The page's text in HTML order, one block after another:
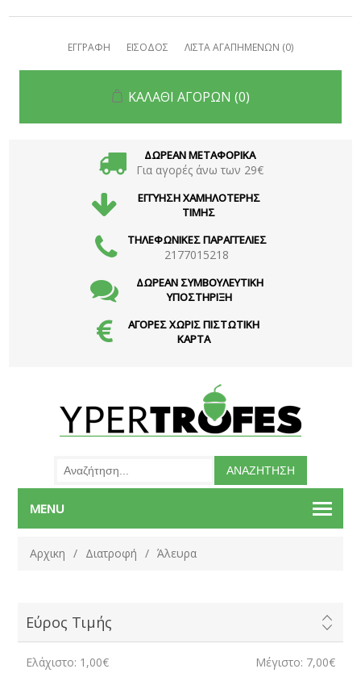
ΕΓΓΡΑΦΗ ΕΙΣΟΔΟΣ ΛΙΣΤΑ ΑΓΑΠΗΜΕΝΩΝ (0)
ΚΑΛΑΘΙ ΑΓΟΡΩΝ (0)
ΔΩΡΕΑΝ ΜΕΤΑΦΟΡΙΚΑ
Για αγορές άνω των 29€
ΕΓΓΥΗΣΗ ΧΑΜΗΛΟΤΕΡΗΣ
ΤΙΜΗΣ
ΤΗΛΕΦΩΝΙΚΕΣ ΠΑΡΑΓΓΕΛΙΕΣ
2177015218
ΔΩΡΕΑΝ ΣΥΜΒΟΥΛΕΥΤΙΚΗ
ΥΠΟΣΤΗΡΙΞΗ
ΑΓΟΡΕΣ ΧΩΡΙΣ ΠΙΣΤΩΤΙΚΗ
ΚΑΡΤΑ
MENU
Αρχικη / Διατροφή / Άλευρα
Εύρος Τιμής
Ελάχιστο: 1,00€ Μέγιστο: 7,00€